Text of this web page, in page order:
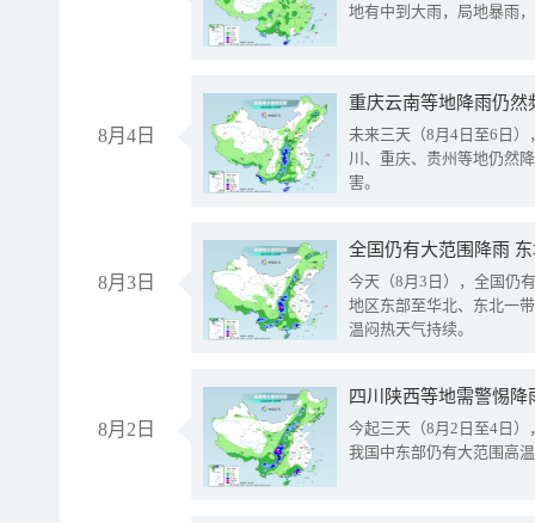
地有中到大雨，局地暴雨
8月4日
重庆云南等地降雨仍然
未来三天（8月4日至6日
川、重庆、贵州等地仍然
害。
8月3日
全国仍有大范围降雨
今天（8月3日），全国仍
地区东部至华北、东北一
温闷热天气持续。
8月2日
今起三天（8月2日至4日
我国中东部仍有大范围高